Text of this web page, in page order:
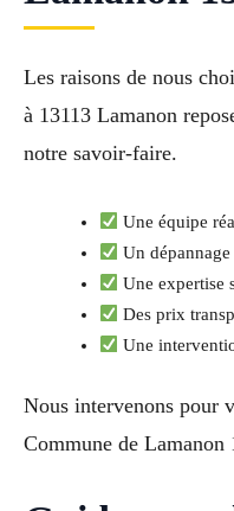
Les raisons de nous
à 13113 Lamanon
notre savoir-faire.
Une équipe
Un
Une expertise
Des prix
Une
Nous intervenons pour
Commune de Lamanon